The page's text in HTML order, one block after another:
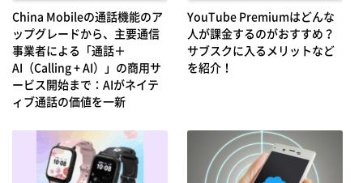
China Mobileの通話機能のア
ップグレードから、主要通信
事業者による「通話＋
AI（Calling + AI）」の商用サ
ービス開始まで：AIがネイテ
ィブ通話の価値を一新
YouTube Premiumはどんな
人が課金するのがおすすめ？
サブスクに入るメリットなど
を紹介！